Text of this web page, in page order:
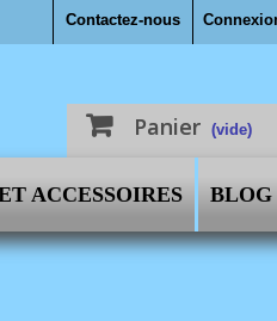
Contactez-nous
Panier (vide)
ACCESSOIRES BLOG